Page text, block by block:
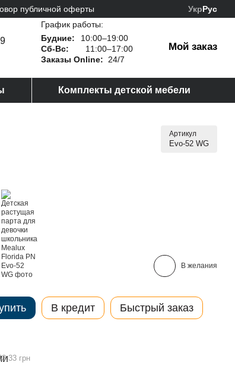
публичной оферты
УкрРус
График работы:
Будние:
10:00–19:00
Сб-Вс:
11:00–17:00
Заказы Online: 24/7
Мой заказ
Комплекты детской мебели
Артикул
Evo-52 WG
В желания
В кредит Быстрый заказ
грн